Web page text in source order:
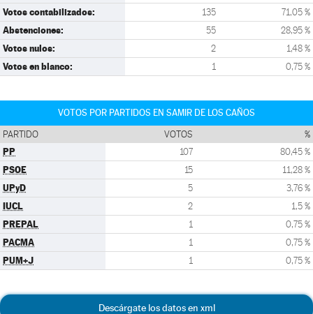
Votos contabilizados: 135 71,05 %
Abstenciones: 55 28,95 %
Votos nulos: 2 1,48 %
Votos en blanco: 1 0,75 %
VOTOS POR PARTIDOS EN SAMIR DE LOS CAÑOS
PARTIDO VOTOS %
PP 107 80,45 %
PSOE 15 11,28 %
UPyD 5 3,76 %
IUCL 2 1,5 %
PREPAL 1 0,75 %
PACMA 1 0,75 %
PUM+J 1 0,75 %
Descárgate los datos en xml